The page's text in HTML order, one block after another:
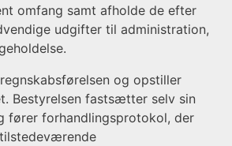
omfang samt afholde de efter
udgifter til administration,
og opstiller
Bestyrelsen fastsætter selv sin
fører forhandlingsprotokol, der